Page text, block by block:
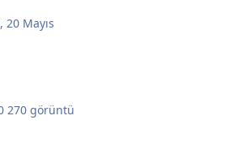
,20 Mayıs
270 görüntü